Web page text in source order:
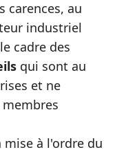
carences, au
industriel
cadre des
qui sont au
et ne
à l'ordre du